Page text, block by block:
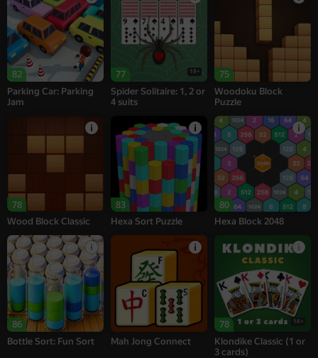
82
Parking Car: Parking
Jam
77 18+
Spider Solitaire: 1, 2 or
4 suits
75
Woodoku Block
Puzzle
78
Wood Block Classic
83
Hexa Sort Puzzle
80
Hexa Block 2048
86
Bottle Sort: Fun Sort
Mah Jong Connect
78 16+
Klondike Classic (1 or
3 cards)